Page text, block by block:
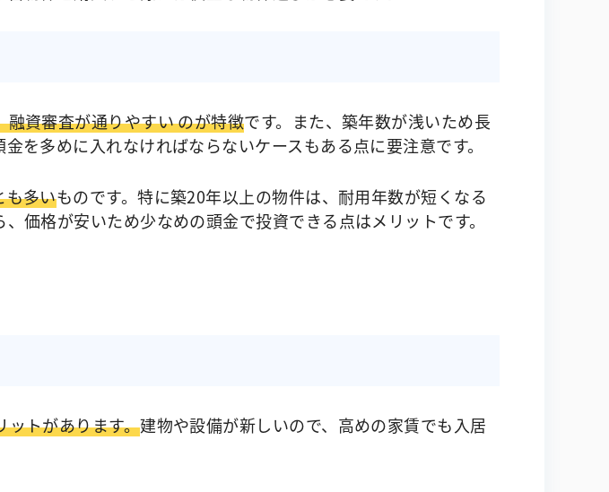
資審査が通りやすい のが特徴です。また、築年数が浅いため長
を多めに入れなければならないケースもある点に要注意です。
も多いものです。特に築20年以上の物件は、耐用年数が短くなる
価格が安いため少なめの頭金で投資できる点はメリットです。
ットがあります。建物や設備が新しいので、高めの家賃でも入居